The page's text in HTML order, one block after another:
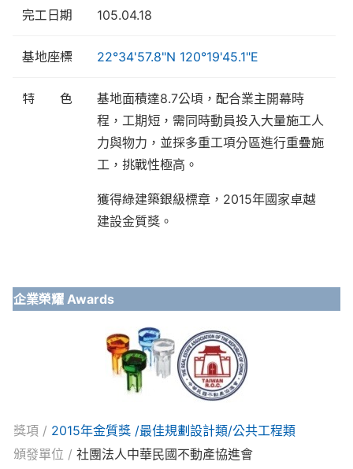
完工日期 105.04.18
基地座標 22°34'57.8"N 120°19'45.1"E
特 色
基地面積達8.7公頃，配合業主開幕時
程，工期短，需同時動員投入大量施工人
力與物力，並採多重工項分區進行重疊施
工，挑戰性極高。
獲得綠建築銀級標章，2015年國家卓越
建設金質獎。
企業榮耀 Awards
獎項 / 2015年金質獎 /最佳規劃設計類/公共工程類
頒發單位 / 社團法人中華民國不動產協進會